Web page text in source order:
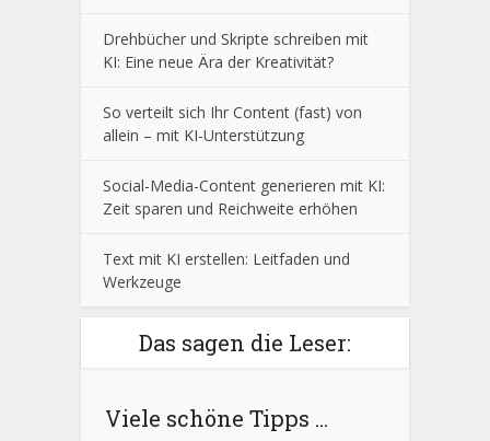
Drehbücher und Skripte schreiben mit
KI: Eine neue Ära der Kreativität?
So verteilt sich Ihr Content (fast) von
allein – mit KI-Unterstützung
Social-Media-Content generieren mit KI:
Zeit sparen und Reichweite erhöhen
Text mit KI erstellen: Leitfaden und
Werkzeuge
Das sagen die Leser:
Viele schöne Tipps ...